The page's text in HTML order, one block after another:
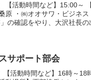
【活動時間など】15:00～
原 ・㈱オオサワ・ビジネ
の確認をやり、大沢社長の
サポート部会
【活動時間など】16時～